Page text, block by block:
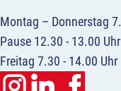
Montag – Donnerstag
Pause 12.30 - 13.00 Uhr
Freitag 7.30 - 14.00 Uhr